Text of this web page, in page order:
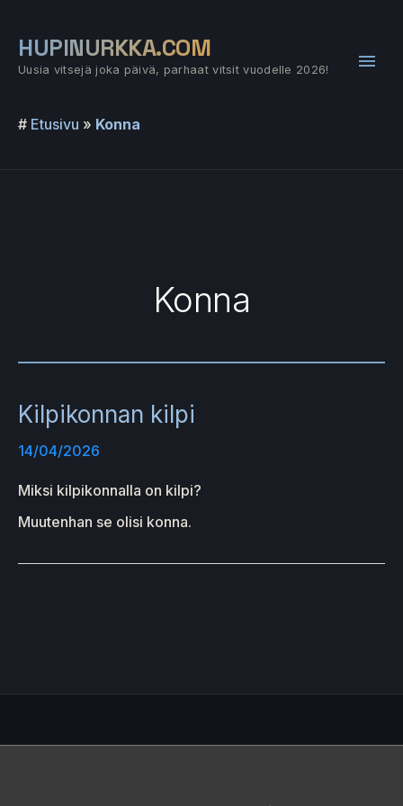
sisältöön
HUPINURKKA.COM
Uusia vitsejä joka päivä, parhaat vitsit vuodelle 2026!
# Etusivu » Konna
Konna
Kilpikonnan kilpi
14/04/2026
Miksi kilpikonnalla on kilpi?
Muutenhan se olisi konna.